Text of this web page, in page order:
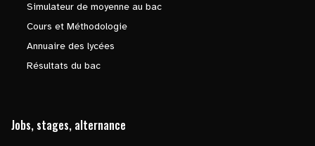
Simulateur de moyenne au bac
Cours et Méthodologie
Annuaire des lycées
Résultats du bac
Jobs, stages, alternance